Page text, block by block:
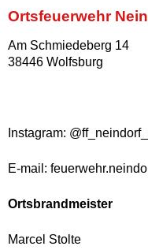
Ortsfeuerwehr
Am Schmiedeberg 14
38446 Wolfsburg
Instagram:
E-mail:
Ortsbrandmeister
Marcel Stolte